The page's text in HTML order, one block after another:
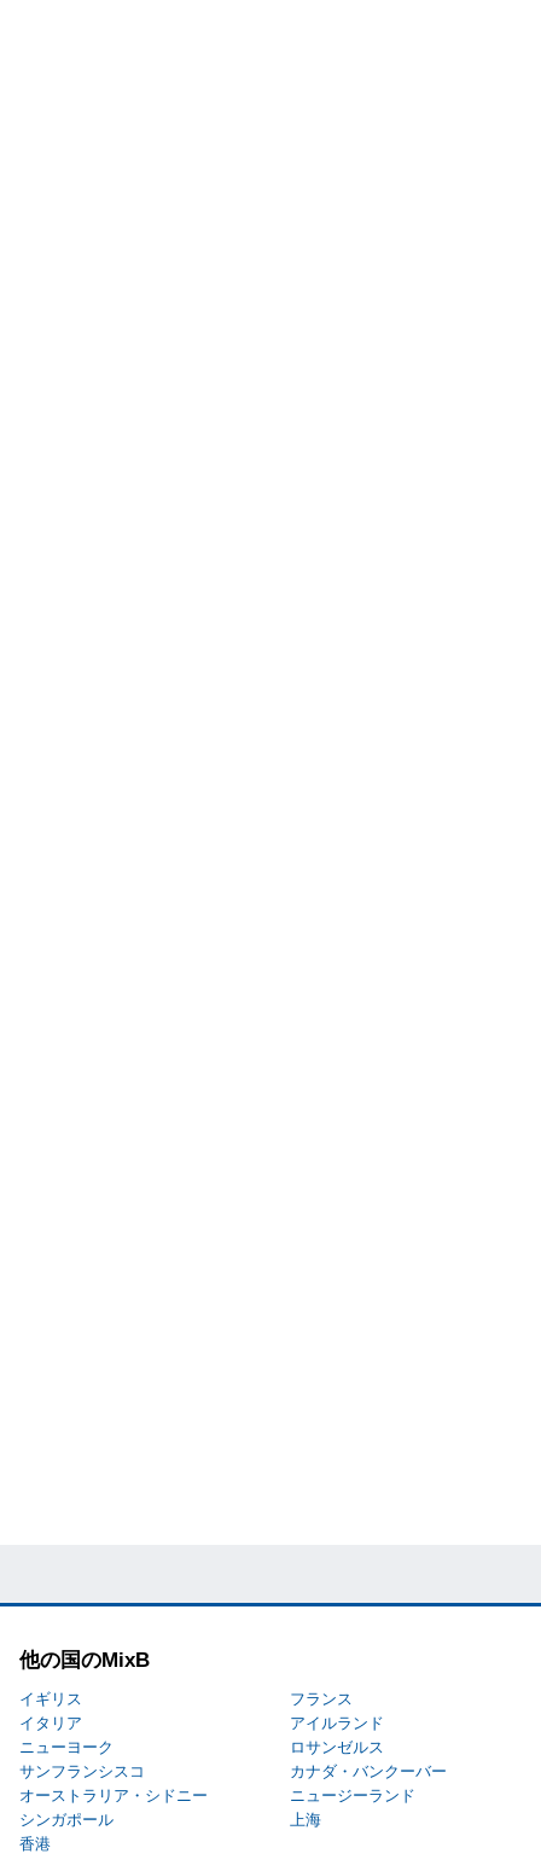
他の国のMixB
イギリス
フランス
イタリア
アイルランド
ニューヨーク
ロサンゼルス
サンフランシスコ
カナダ・バンクーバー
オーストラリア・シドニー
ニュージーランド
シンガポール
上海
香港